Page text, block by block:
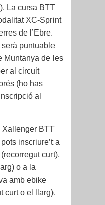
La cursa BTT
XC-Sprint
de l’Ebre.
puntuable
Muntanya de les
al circuit
(ho has
al
Xallenger BTT
inscriure’t a
curt),
o a la
amb ebike
curt o el llarg).